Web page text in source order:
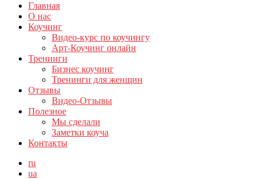
Главная
О нас
Коучинг
Видео-курс по коучингу
Арт-Коучинг онлайн
Тренинги
Бизнес коучинг
Тренинги для женщин
Отзывы
Видео-Отзывы
Полезное
Мы сделали
Заметки коуча
Контакты
ru
ua